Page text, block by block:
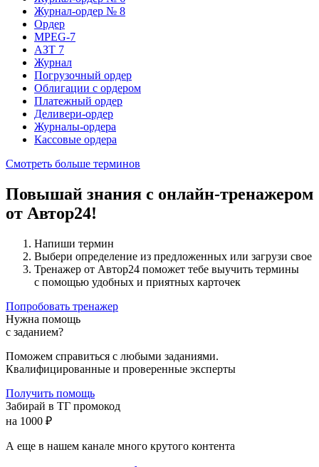
Журнал-ордер № 8
Ордер
MPEG-7
АЗТ 7
Журнал
Погрузочный ордер
Облигации с ордером
Платежный ордер
Деливери-ордер
Журналы-ордера
Кассовые ордера
Смотреть больше терминов
Повышай знания с онлайн-тренажером
от Автор24!
Напиши термин
Выбери определение из предложенных или загрузи свое
Тренажер от Автор24 поможет тебе выучить термины
с помощью удобных и приятных карточек
Попробовать тренажер
Нужна помощь
с заданием?
Поможем справиться с любыми заданиями.
Квалифицированные и проверенные эксперты
Получить помощь
Забирай в ТГ промокод
на 1000 ₽
А еще в нашем канале много крутого контента